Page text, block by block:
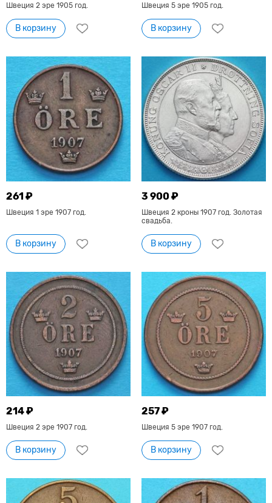
Швеция 2 эре 1905 год.
В корзину
Швеция 5 эре 1905 год.
В корзину
261 ₽
Швеция 1 эре 1907 год.
В корзину
3 900 ₽
Швеция 2 кроны 1907 год. Золотая
свадьба.
В корзину
214 ₽
Швеция 2 эре 1907 год.
В корзину
257 ₽
Швеция 5 эре 1907 год.
В корзину